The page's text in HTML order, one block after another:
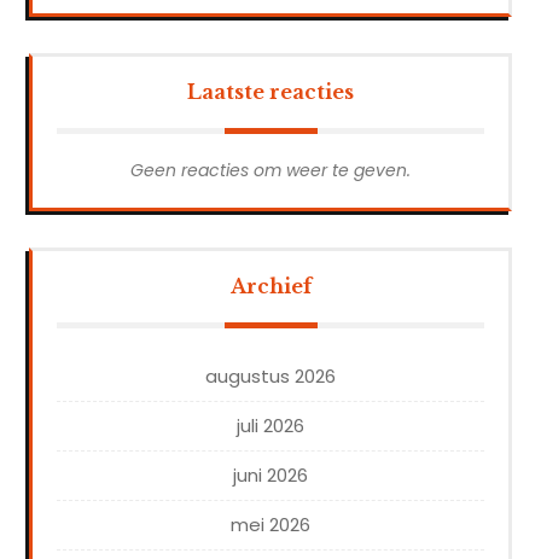
Laatste reacties
Geen reacties om weer te geven.
Archief
augustus 2026
juli 2026
juni 2026
mei 2026